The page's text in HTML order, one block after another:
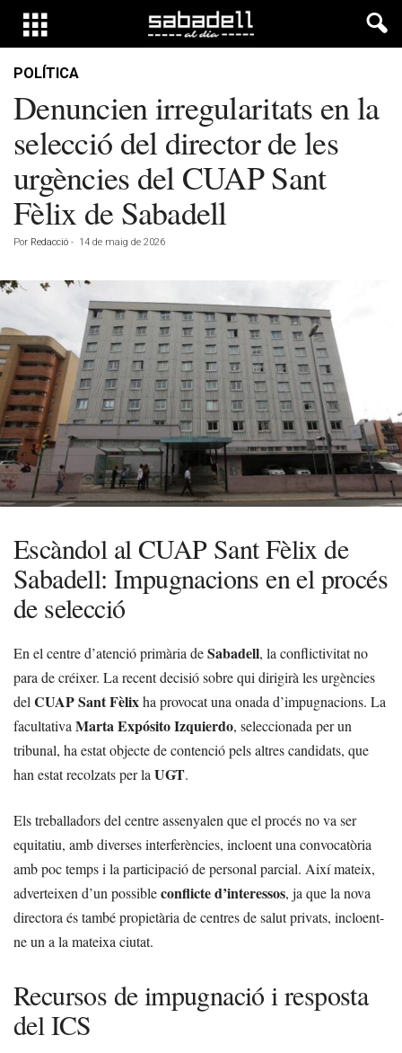
POLÍTICA
Denuncien irregularitats en la
selecció del director de les
urgències del CUAP Sant
Fèlix de Sabadell
Por Redacció - 14 de maig de 2026
Escàndol al CUAP Sant Fèlix de
Sabadell: Impugnacions en el procés
de selecció
En el centre d’atenció primària deSabadell, la conflictivitat no
para de créixer. La recent decisió sobre qui dirigirà les urgències
del CUAP Sant Fèlixha provocat una onada d’impugnacions. La
facultativa Marta Expósito Izquierdo, seleccionada per un
tribunal, ha estat objecte de contenció pels altres candidats, que
han estat recolzats per la UGT.
Els treballadors del centre assenyalen que el procés no va ser
equitatiu, amb diverses interferències, incloent una convocatòria
amb poc temps i la participació de personal parcial. Així mateix,
adverteixen d’un possibleconflicte d’interessos, ja que la nova
directora és també propietària de centres de salut privats, incloent-
ne un a la mateixa ciutat.
Recursos de impugnació i resposta
del ICS